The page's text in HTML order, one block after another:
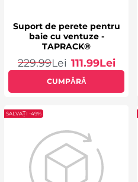
Suport de perete pentru
baie cu ventuze -
TAPRACK®
229.99Lei 111.99Lei
CUMPĂRĂ
SALVAȚI -49%